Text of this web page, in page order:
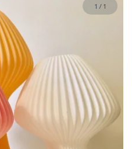
1 / 1